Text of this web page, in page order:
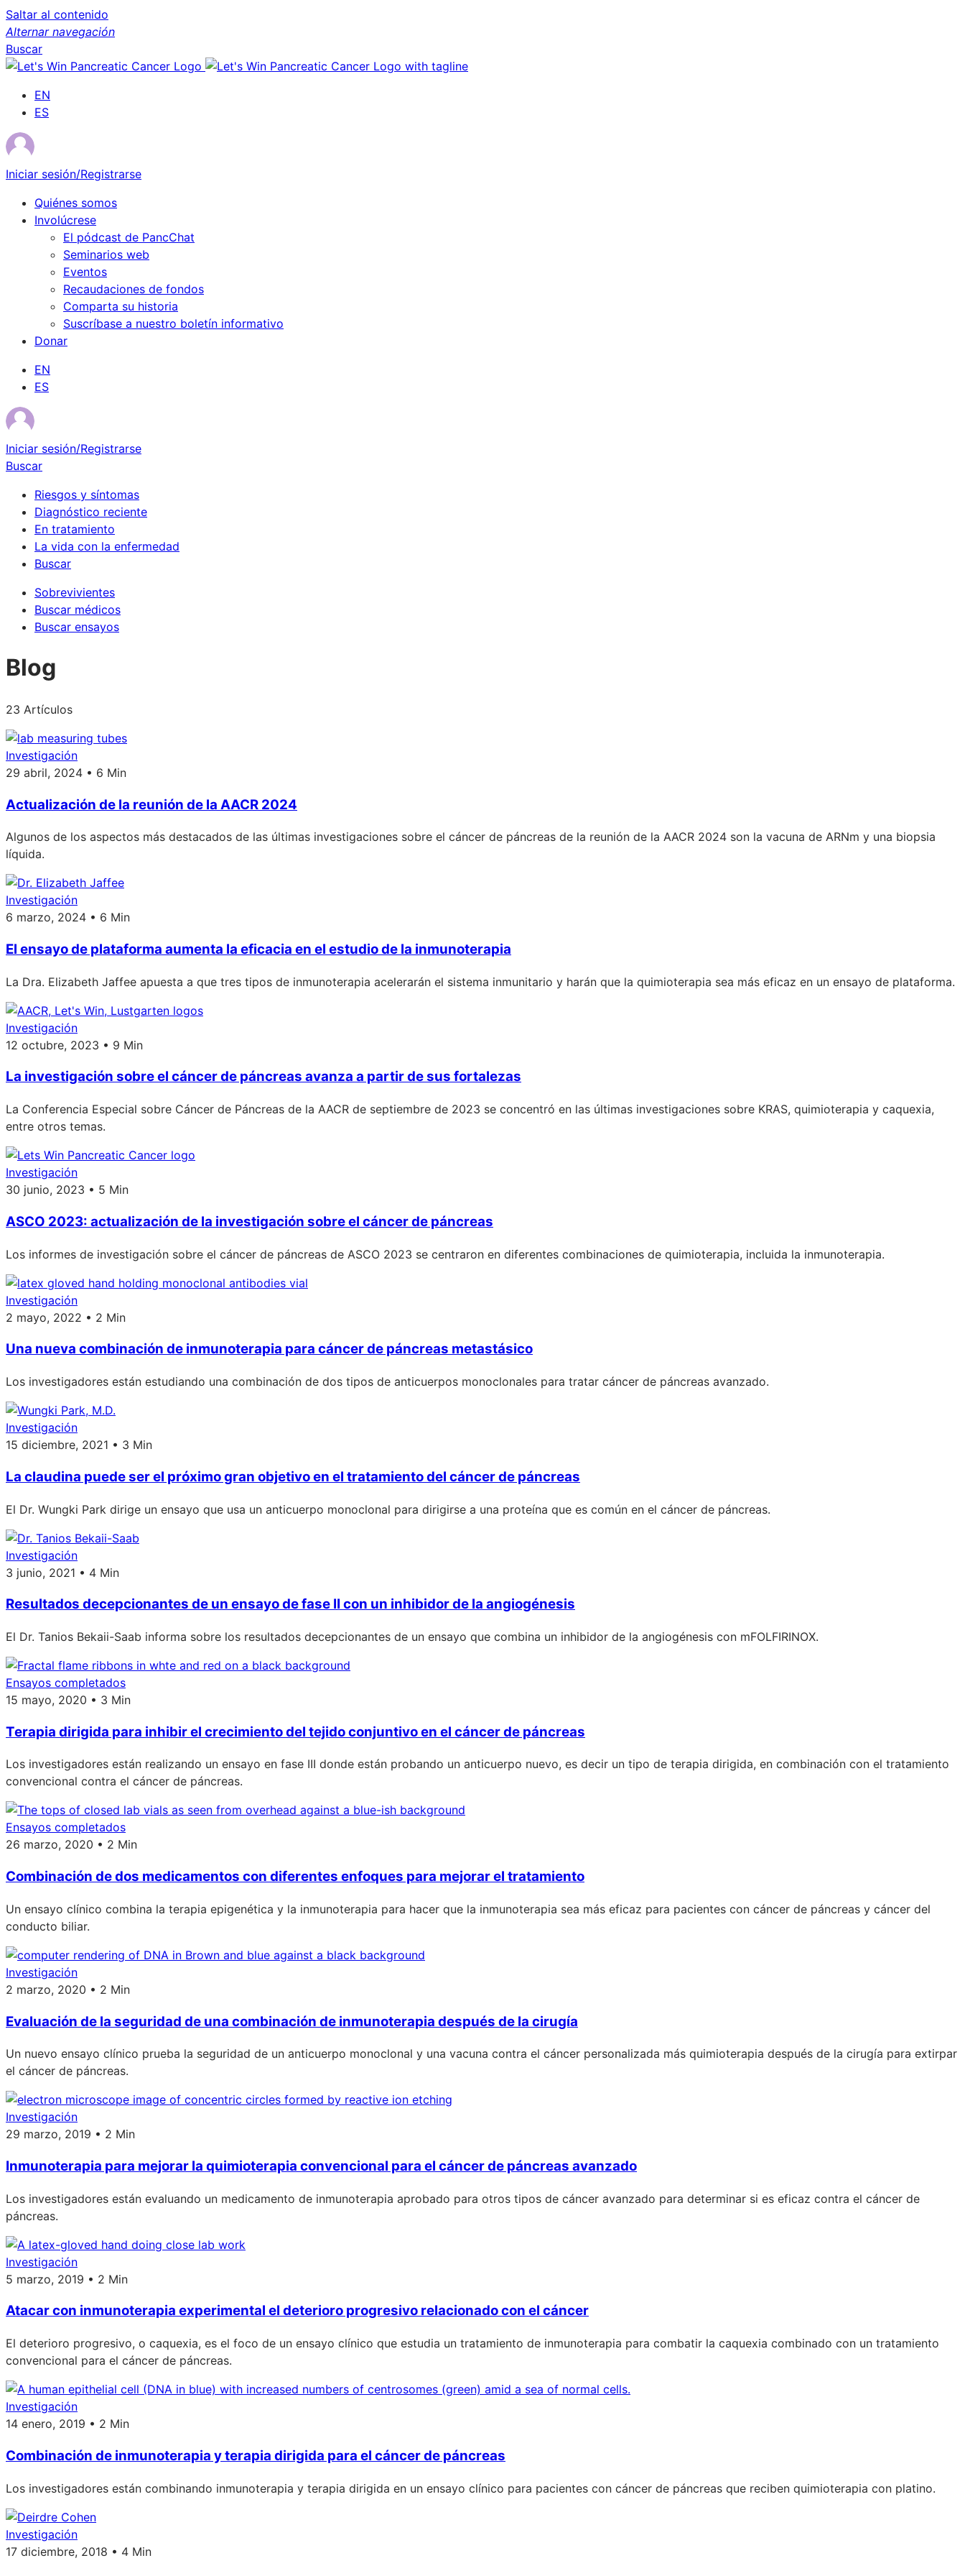
Saltar al contenido
Alternar navegación
Buscar
EN
ES
Iniciar sesión/Registrarse
Quiénes somos
Involúcrese
El pódcast de PancChat
Seminarios web
Eventos
Recaudaciones de fondos
Comparta su historia
Suscríbase a nuestro boletín informativo
Donar
EN
ES
Iniciar sesión/Registrarse
Buscar
Riesgos y síntomas
Diagnóstico reciente
En tratamiento
La vida con la enfermedad
Buscar
Sobrevivientes
Buscar médicos
Buscar ensayos
Blog
23 Artículos
Investigación
29 abril, 2024 • 6 Min
Actualización de la reunión de la AACR 2024
Algunos de los aspectos más destacados de las últimas investigaciones sobre el cáncer de páncreas de la reunión de la AACR 2024 son la vacuna de ARNm y una biopsia
líquida.
Investigación
6 marzo, 2024 • 6 Min
El ensayo de plataforma aumenta la eficacia en el estudio de la inmunoterapia
La Dra. Elizabeth Jaffee apuesta a que tres tipos de inmunoterapia acelerarán el sistema inmunitario y harán que la quimioterapia sea más eficaz en un ensayo de plataforma.
Investigación
12 octubre, 2023 • 9 Min
La investigación sobre el cáncer de páncreas avanza a partir de sus fortalezas
La Conferencia Especial sobre Cáncer de Páncreas de la AACR de septiembre de 2023 se concentró en las últimas investigaciones sobre KRAS, quimioterapia y caquexia,
entre otros temas.
Investigación
30 junio, 2023 • 5 Min
ASCO 2023: actualización de la investigación sobre el cáncer de páncreas
Los informes de investigación sobre el cáncer de páncreas de ASCO 2023 se centraron en diferentes combinaciones de quimioterapia, incluida la inmunoterapia.
Investigación
2 mayo, 2022 • 2 Min
Una nueva combinación de inmunoterapia para cáncer de páncreas metastásico
Los investigadores están estudiando una combinación de dos tipos de anticuerpos monoclonales para tratar cáncer de páncreas avanzado.
Investigación
15 diciembre, 2021 • 3 Min
La claudina puede ser el próximo gran objetivo en el tratamiento del cáncer de páncreas
El Dr. Wungki Park dirige un ensayo que usa un anticuerpo monoclonal para dirigirse a una proteína que es común en el cáncer de páncreas.
Investigación
3 junio, 2021 • 4 Min
Resultados decepcionantes de un ensayo de fase II con un inhibidor de la angiogénesis
El Dr. Tanios Bekaii-Saab informa sobre los resultados decepcionantes de un ensayo que combina un inhibidor de la angiogénesis con mFOLFIRINOX.
Ensayos completados
15 mayo, 2020 • 3 Min
Terapia dirigida para inhibir el crecimiento del tejido conjuntivo en el cáncer de páncreas
Los investigadores están realizando un ensayo en fase III donde están probando un anticuerpo nuevo, es decir un tipo de terapia dirigida, en combinación con el tratamiento
convencional contra el cáncer de páncreas.
Ensayos completados
26 marzo, 2020 • 2 Min
Combinación de dos medicamentos con diferentes enfoques para mejorar el tratamiento
Un ensayo clínico combina la terapia epigenética y la inmunoterapia para hacer que la inmunoterapia sea más eficaz para pacientes con cáncer de páncreas y cáncer del
conducto biliar.
Investigación
2 marzo, 2020 • 2 Min
Evaluación de la seguridad de una combinación de inmunoterapia después de la cirugía
Un nuevo ensayo clínico prueba la seguridad de un anticuerpo monoclonal y una vacuna contra el cáncer personalizada más quimioterapia después de la cirugía para extirpar
el cáncer de páncreas.
Investigación
29 marzo, 2019 • 2 Min
Inmunoterapia para mejorar la quimioterapia convencional para el cáncer de páncreas avanzado
Los investigadores están evaluando un medicamento de inmunoterapia aprobado para otros tipos de cáncer avanzado para determinar si es eficaz contra el cáncer de
páncreas.
Investigación
5 marzo, 2019 • 2 Min
Atacar con inmunoterapia experimental el deterioro progresivo relacionado con el cáncer
El deterioro progresivo, o caquexia, es el foco de un ensayo clínico que estudia un tratamiento de inmunoterapia para combatir la caquexia combinado con un tratamiento
convencional para el cáncer de páncreas.
Investigación
14 enero, 2019 • 2 Min
Combinación de inmunoterapia y terapia dirigida para el cáncer de páncreas
Los investigadores están combinando inmunoterapia y terapia dirigida en un ensayo clínico para pacientes con cáncer de páncreas que reciben quimioterapia con platino.
Investigación
17 diciembre, 2018 • 4 Min